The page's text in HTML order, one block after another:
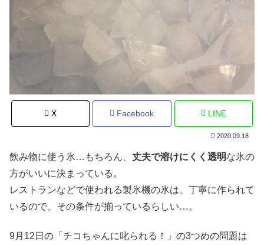
X Facebook LINE
2020.09.18
飲み物に使う氷…もちろん、 丈夫で溶けにくく透明な氷の
方がいいに決まっている。
レストランなどで使われる製氷機の氷は、丁寧に作られて
いるので、その条件が揃っているらしい…。
9月12日の「チコちゃんに叱られる！」の3つめの問題は